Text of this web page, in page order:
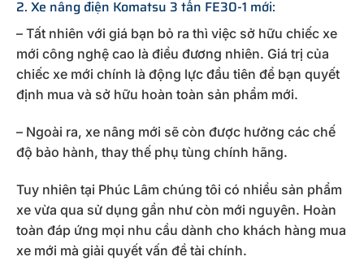
2. Xe nâng điện Komatsu 3 tấn FE30-1 mới:
– Tất nhiên với giá bạn bỏ ra thì việc sở hữu chiếc xe
mới công nghệ cao là điều đương nhiên. Giá trị của
chiếc xe mới chính là động lực đầu tiên để bạn quyết
định mua và sở hữu hoàn toàn sản phẩm mới.
– Ngoài ra, xe nâng mới sẽ còn được hưởng các chế
độ bảo hành, thay thế phụ tùng chính hãng.
Tuy nhiên tại Phúc Lâm chúng tôi có nhiều sản phẩm
xe vừa qua sử dụng gần như còn mới nguyên. Hoàn
toàn đáp ứng mọi nhu cầu dành cho khách hàng mua
xe mới mà giải quyết vấn đề tài chính.